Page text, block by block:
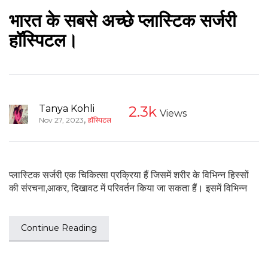
भारत के सबसे अच्छे प्लास्टिक सर्जरी
हॉस्पिटल।
Tanya Kohli
Nov 27, 2023, हॉस्पिटल 2.3k Views
प्लास्टिक सर्जरी एक चिकित्सा प्रक्रिया हैं जिसमें शरीर के विभिन्न हिस्सों
की संरचना,आकर, दिखावट में परिवर्तन किया जा सकता हैं। इसमें विभिन्न
Continue Reading